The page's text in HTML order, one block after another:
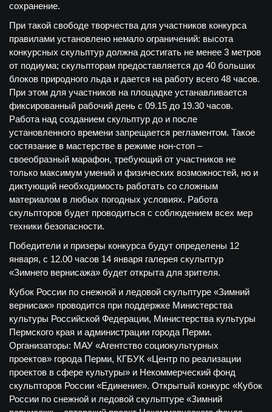
сохранение.
При такой свободе творчества для участников конкурса
правилами установлено немало ограничений: высота
конкурсных скульптур должна достигать не менее 3 метров
от подиума; скульпторам предоставляется до 40 больших
блоков природного льда и дается на работу всего 48 часов.
При этом для участников на площадке устанавливается
фиксированный рабочий день с 09.15 до 19.30 часов.
Работа над созданием скульптур до и после
установленного времени запрещается регламентом. Такое
состязание в мастерстве в режиме нон-стоп –
своеобразный марафон, требующий от участников не
только максимум умений и физических возможностей, но и
диктующий необходимость работать со сложным
материалом в любых погодных условиях. Работа
скульпторов будет проводиться с соблюдением всех мер
техники безопасности.
Победители и призеры конкурса будут определены 12
января, с 12.00 часов 14 января галерея скульптур
«Зимнего вернисажа» будет открыта для зрителя.
Кубок России по снежной и ледовой скульптуре «Зимний
вернисаж» проводится при поддержке Министерства
культуры Российской Федерации, Министерства культуры
Пермского края и администрации города Перми.
Организаторы: МАУ «Агентство социокультурных
проектов» города Перми, КГБУК «Центр по реализации
проектов в сфере культуры» и Некоммерческий фонд
скульпторов России «Единение». Открытый конкурс «Кубок
России по снежной и ледовой скульптуре «Зимний